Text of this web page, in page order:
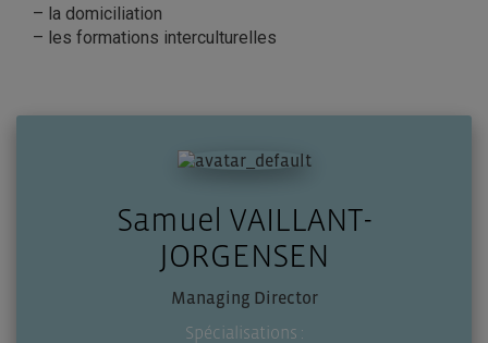
– la domiciliation
– les formations interculturelles
Samuel VAILLANT-
JORGENSEN
Managing Director
Spécialisations :